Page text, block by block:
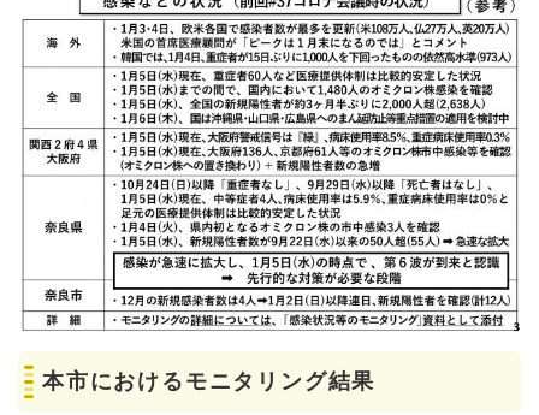
本市におけるモニタリング結果